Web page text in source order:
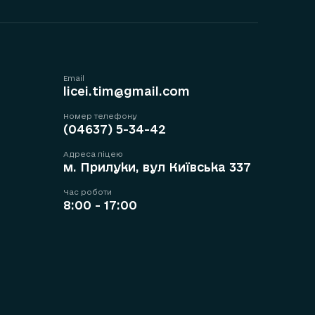
Email
licei.tim@gmail.com
Номер телефону
(04637) 5-34-42
Адреса ліцею
м. Прилуки, вул Київська 337
Час роботи
8:00 - 17:00